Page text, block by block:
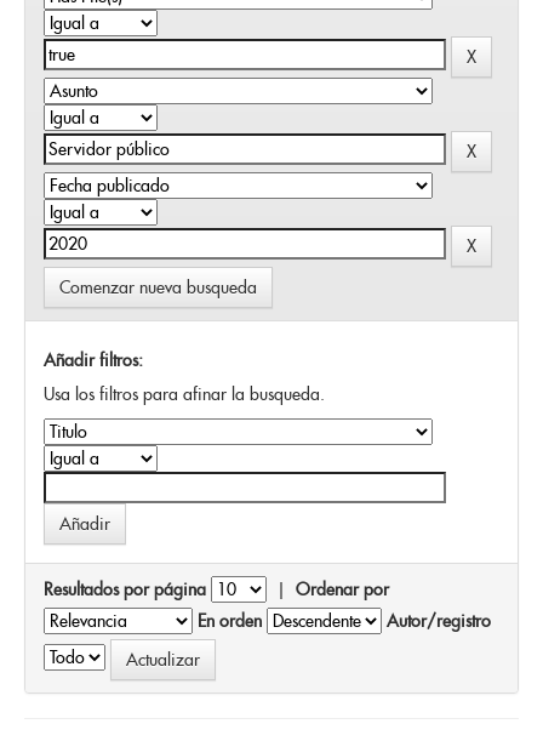
Comenzar nueva busqueda
Añadir filtros:
Usa los filtros para afinar la busqueda.
Resultados por página | Ordenar por
En orden
Autor/registro